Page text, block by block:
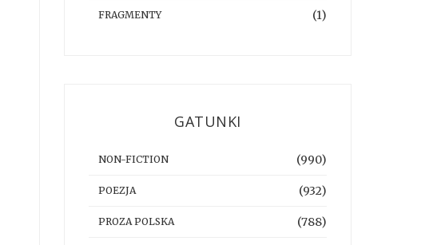
FRAGMENTY (1)
GATUNKI
NON-FICTION (990)
POEZJA (932)
PROZA POLSKA (788)